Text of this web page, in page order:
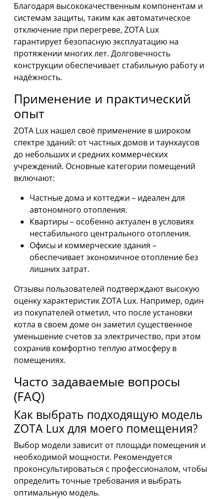
Благодаря высококачественным компонентам и
системам защиты, таким как автоматическое
отключение при перегреве, ZOTA Lux
гарантирует безопасную эксплуатацию на
протяжении многих лет. Долговечность
конструкции обеспечивает стабильную работу и
надёжность.
Применение и практический
опыт
ZOTA Lux нашел своё применение в широком
спектре зданий: от частных домов и таунхаусов
до небольших и средних коммерческих
учреждений. Основные категории помещений
включают:
Частные дома и коттеджи – идеален для
автономного отопления.
Квартиры – особенно актуален в условиях
нестабильного центрального отопления.
Офисы и коммерческие здания –
обеспечивает экономичное отопление без
лишних затрат.
Отзывы пользователей подтверждают высокую
оценку характеристик ZOTA Lux. Например, один
из покупателей отметил, что после установки
котла в своем доме он заметил существенное
уменьшение счетов за электричество, при этом
сохранив комфортно теплую атмосферу в
помещениях.
Часто задаваемые вопросы
(FAQ)
Как выбрать подходящую модель
ZOTA Lux для моего помещения?
Выбор модели зависит от площади помещения и
необходимой мощности. Рекомендуется
проконсультироваться с профессионалом, чтобы
определить точные требования и выбрать
оптимальную модель.